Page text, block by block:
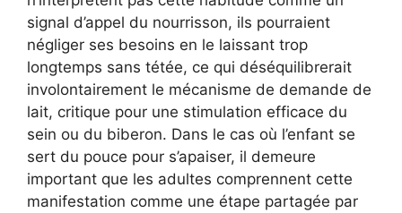
signal d’appel du nourrisson, ils pourraient
négliger ses besoins en le laissant trop
longtemps sans tétée, ce qui déséquilibrerait
involontairement le mécanisme de demande de
lait, critique pour une stimulation efficace du
sein ou du biberon. Dans le cas où l’enfant se
sert du pouce pour s’apaiser, il demeure
important que les adultes comprennent cette
manifestation comme une étape partagée par